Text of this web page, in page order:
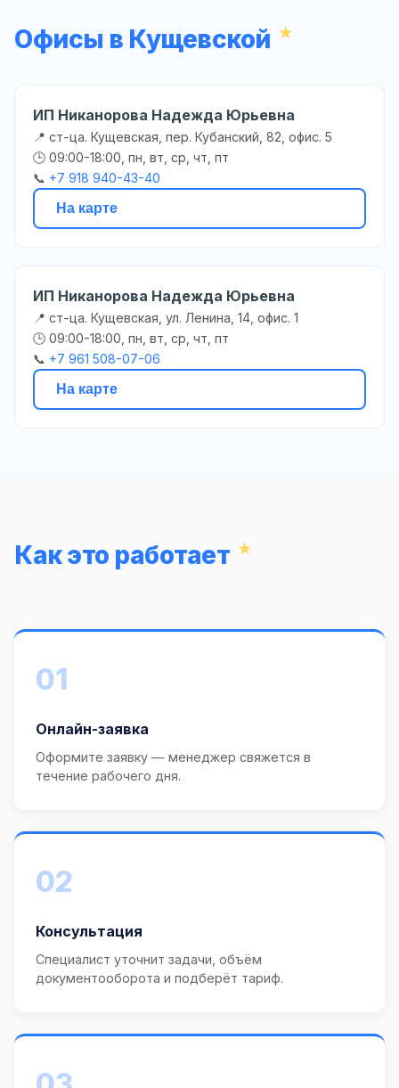
Офисы в Кущевской
ИП Никанорова Надежда Юрьевна
📍 ст-ца. Кущевская, пер. Кубанский, 82, офис. 5
🕒 09:00-18:00, пн, вт, ср, чт, пт
📞 +7 918 940-43-40
На карте
ИП Никанорова Надежда Юрьевна
📍 ст-ца. Кущевская, ул. Ленина, 14, офис. 1
🕒 09:00-18:00, пн, вт, ср, чт, пт
📞 +7 961 508-07-06
На карте
Как это работает
01
Онлайн-заявка
Оформите заявку — менеджер свяжется в
течение рабочего дня.
02
Консультация
Специалист уточнит задачи, объём
документооборота и подберёт тариф.